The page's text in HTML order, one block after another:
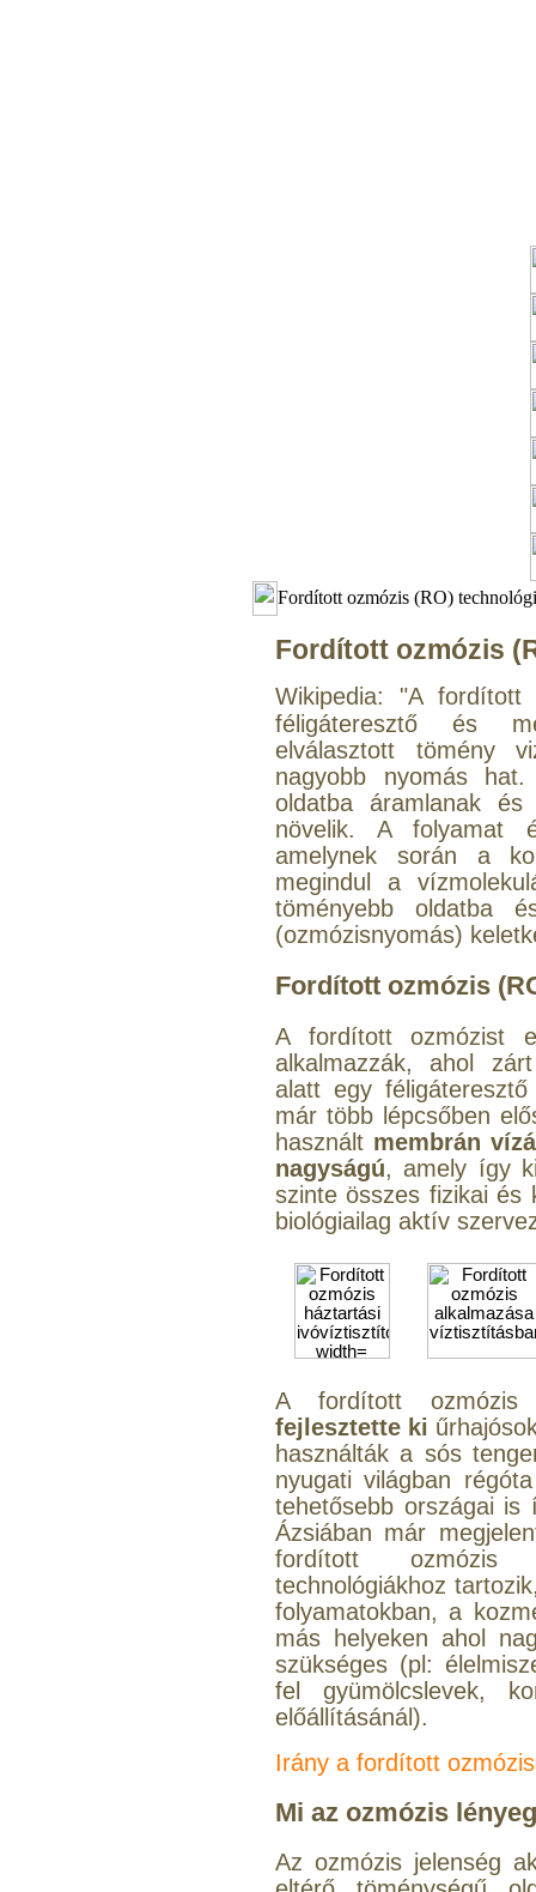
Fordított ozmózis (RO)
Fordított ozmózis
Wikipedia: "A fordított
féligáteresztő és
elválasztott tömény
nagyobb nyomás
oldatba áramlanak
növelik. A folyamat
amelynek során a
megindul a
töményebb oldatba
(ozmózisnyomás)
Fordított ozmózis
A fordított ozmózist
alkalmazzák, ahol
alatt egy
már több lépcsőben
használt membrán
nagyságú, amely így
szinte összes fizikai és
biológiailag aktív
A fordított
fejlesztette ki
használták a sós
nyugati világban
tehetősebb országai is
Ázsiában már
fordított ozmózis
technológiákhoz
folyamatokban, a
más helyeken ahol
szükséges (pl:
fel gyümölcslevek,
előállításánál).
Irány a fordított
Mi az ozmózis
Az ozmózis jelenség